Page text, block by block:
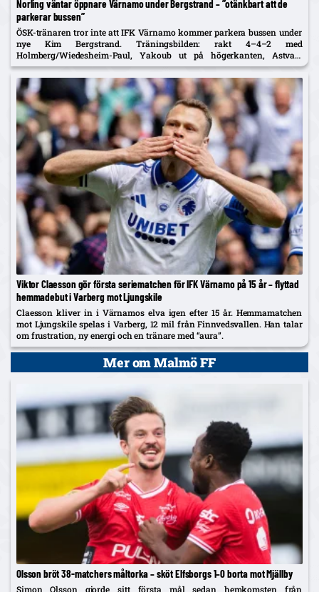
Norling väntar öppnare Värnamo under Bergstrand – ”otänkbart att de
parkerar bussen”
ÖSK-tränaren tror inte att IFK Värnamo kommer parkera bussen under
nye Kim Bergstrand. Träningsbilden: rakt 4–4–2 med
Holmberg/Wiedesheim-Paul, Yakoub ut på högerkanten, Astvald
ersätter avstängde Stenberg – McCue med i matchtruppen.
Viktor Claesson gör första seriematchen för IFK Värnamo på 15 år – flyttad
hemmadebut i Varberg mot Ljungskile
Claesson kliver in i Värnamos elva igen efter 15 år. Hemmamatchen
mot Ljungskile spelas i Varberg, 12 mil från Finnvedsvallen. Han talar
om frustration, ny energi och en tränare med “aura”.
Mer om Malmö FF
Olsson bröt 38-matchers måltorka – sköt Elfsborgs 1–0 borta mot Mjällby
Simon Olsson gjorde sitt första mål sedan hemkomsten från